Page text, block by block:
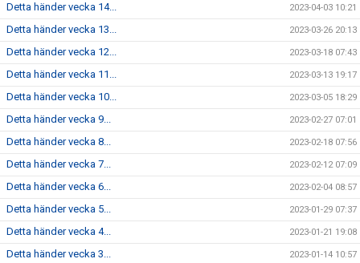
Detta händer vecka 14... 2023-04-03 10:21
Detta händer vecka 13... 2023-03-26 20:13
Detta händer vecka 12... 2023-03-18 07:43
Detta händer vecka 11... 2023-03-13 19:17
Detta händer vecka 10... 2023-03-05 18:29
Detta händer vecka 9... 2023-02-27 07:01
Detta händer vecka 8... 2023-02-18 07:56
Detta händer vecka 7... 2023-02-12 07:09
Detta händer vecka 6... 2023-02-04 08:57
Detta händer vecka 5... 2023-01-29 07:37
Detta händer vecka 4... 2023-01-21 19:08
Detta händer vecka 3... 2023-01-14 10:57